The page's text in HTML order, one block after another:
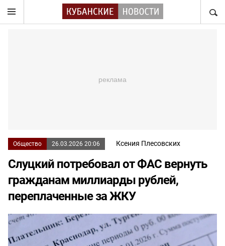
Общество 26.03.2026 20:06 Ксения Плесовских
Слуцкий потребовал от ФАС вернуть
гражданам миллиарды рублей,
переплаченные за ЖКУ